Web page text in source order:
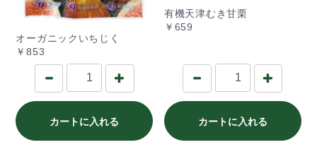
オーガニックいちじく
￥853
カートに入れる
有機天津むき甘栗
￥659
カートに入れる